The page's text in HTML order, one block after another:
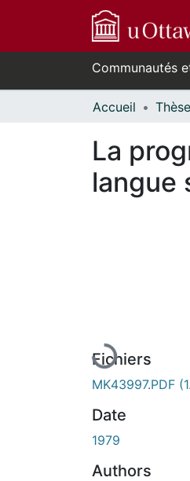
Communautés
Accueil
La
langue
Fichiers
MK43997.PDF
Date
1979
Authors